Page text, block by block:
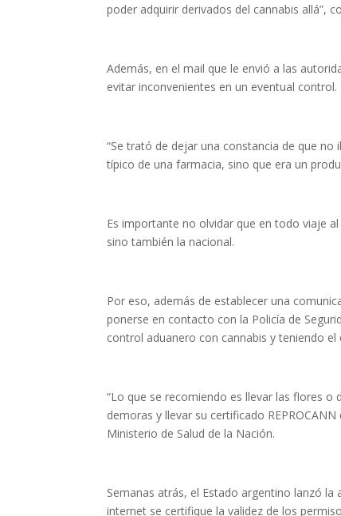
poder adquirir derivados del cannabis allá”,
Además, en el mail que le envió a las
evitar inconvenientes en un eventual control.
“Se trató de dejar una constancia de que
típico de una farmacia, sino que era un
Es importante no olvidar que en todo viaje
sino también la nacional.
Por eso, además de establecer una
ponerse en contacto con la Policía de
control aduanero con cannabis y teniendo el
“Lo que se recomiendo es llevar las flores
demoras y llevar su certificado
Ministerio de Salud de la Nación.
Semanas atrás, el Estado argentino lanzó
internet se certifique la validez de los